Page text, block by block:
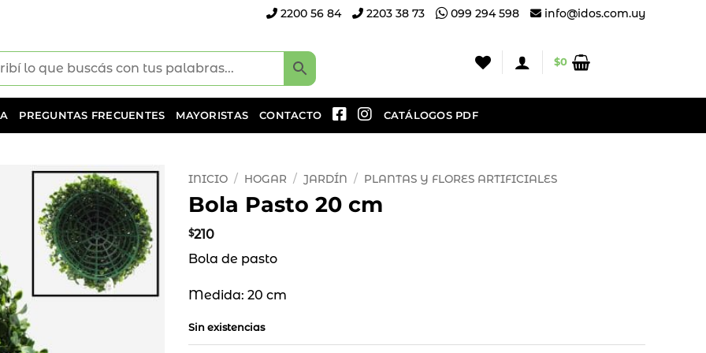
2200 56 84 2203 38 73 099 294 598 info@idos.com.uy
$0
PREGUNTAS FRECUENTES MAYORISTAS CONTACTO CATÁLOGOS PDF
Añadir
a la
lista
de
deseos
INICIO / HOGAR / JARDÍN / PLANTAS Y FLORES ARTIFICIALES
Bola Pasto 20 cm
$210
Bola de pasto
Medida: 20 cm
Sin existencias